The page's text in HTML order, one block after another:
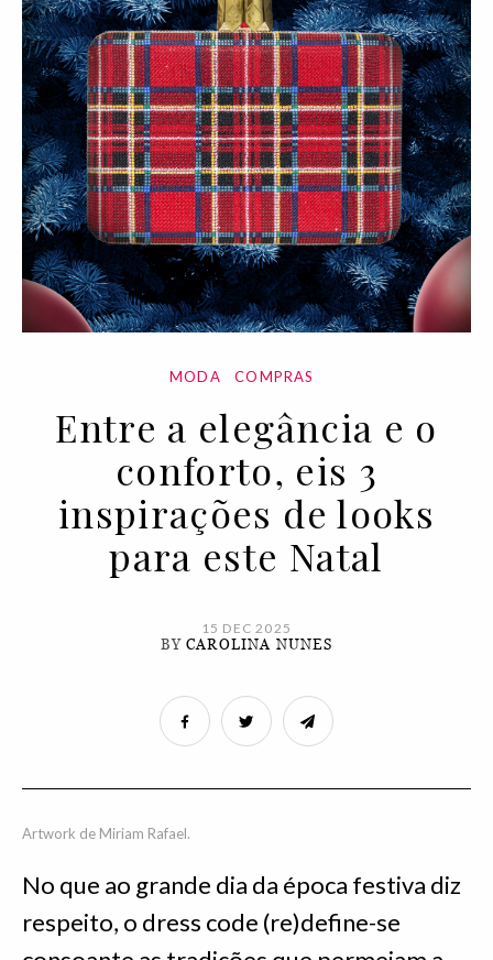
MODA COMPRAS
Entre a elegância e o
conforto, eis 3
inspirações de looks
para este Natal
15 DEC 2025
BYCAROLINA NUNES
Artwork de Miriam Rafael.
No que ao grande dia da época festiva diz
respeito, o dress code (re)define-se